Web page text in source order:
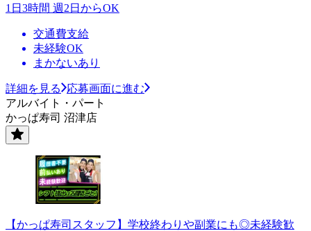
1日3時間 週2日からOK
交通費支給
未経験OK
まかないあり
詳細を見る
応募画面に進む
アルバイト・パート
かっぱ寿司 沼津店
【かっぱ寿司スタッフ】学校終わりや副業にも◎未経験歓